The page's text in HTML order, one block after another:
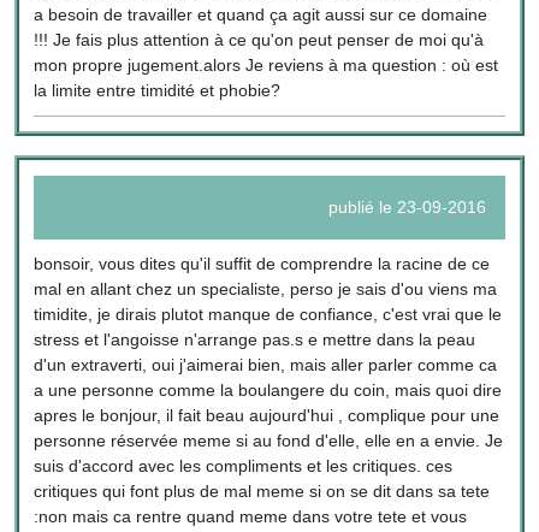
a besoin de travailler et quand ça agit aussi sur ce domaine
!!! Je fais plus attention à ce qu'on peut penser de moi qu'à
mon propre jugement.alors Je reviens à ma question : où est
la limite entre timidité et phobie?
publié le 23-09-2016
bonsoir, vous dites qu'il suffit de comprendre la racine de ce
mal en allant chez un specialiste, perso je sais d'ou viens ma
timidite, je dirais plutot manque de confiance, c'est vrai que le
stress et l'angoisse n'arrange pas.s e mettre dans la peau
d'un extraverti, oui j'aimerai bien, mais aller parler comme ca
a une personne comme la boulangere du coin, mais quoi dire
apres le bonjour, il fait beau aujourd'hui , complique pour une
personne réservée meme si au fond d'elle, elle en a envie. Je
suis d'accord avec les compliments et les critiques. ces
critiques qui font plus de mal meme si on se dit dans sa tete
:non mais ca rentre quand meme dans votre tete et vous